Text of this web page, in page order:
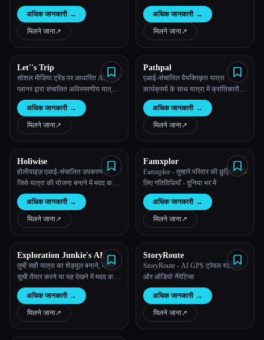
अधिक जानकारी →
मिलने जाना↗︎
अधिक जानकारी →
मिलने जाना↗︎
Let''s Trip
सोशल मीडिया ट्रेंड पर आधारित AI ट्रिप
प्लानर द्वारा संचालित अविस्मरणीय यात्रा
के कार्यक्रम
अधिक जानकारी →
मिलने जाना↗︎
Pathpal
एआई-संचालित वैयक्तिकृत यात्रा
कार्यक्रमों के साथ यात्रा में क्रांतिकारी
बदलाव और छिपे हुए रत्नों और स्थानीय
स्थानों की सहज खोज
अधिक जानकारी →
मिलने जाना↗︎
Holiwise
होलीवाइज़ एआई-संचालित उपकरण है,
जिसे यात्रा की योजना बनाने में मदद करने
के लिए डिज़ाइन किया गया है
अधिक जानकारी →
मिलने जाना↗︎
Famxplor
Famxplor - तुम्हारे परिवार की छुट्टियों के
लिए गतिविधियाँ - दुनिया भर में
अधिक जानकारी →
मिलने जाना↗︎
Exploration Junkie's AI
Travel Planner
तुम्हेंं सही यात्रा का शेड्यूल बनाने, पैकिंग
सूची तैयार करने या यह देखने में मदद करने
के लिए कि तुम अपने गंतव्य पर क्या-क्या
गतिविधियाँ कर सकते हो, या यह देखने के
लिए कि तुम अपने गंतव्य पर क्या-क्या
गतिविधियाँ कर सकते हो, तुम्हारा व्यक्तिगत
अधिक जानकारी →
मिलने जाना↗︎
StoryRoute
StoryRoute - AI GPS ट्रेवल स्टोरीज़
और ऑडियो नैरेटिव्स
अधिक जानकारी →
मिलने जाना↗︎